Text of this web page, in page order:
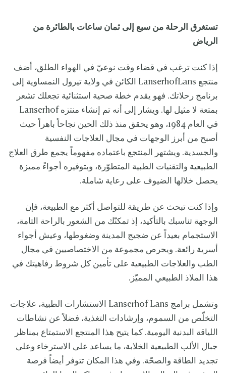
تستغرق الرحلة من سبع إلى ثمان ساعات بالطائرة من
الرياض
إذا كنت ترغب في قضاء وقت نوعيّ في الهواء الطلق، أضف
منتجع LanserhofLans الكائن في ولاية تيرول النمساوية إلى
برنامج رحلاتك. فهو يقدم خطة صحية استثنائية تجعلك تشعر
بمتعة لا مثيل لها. ويشار إلى أنه تم إنشاء منتزه Lanserhof
في العام 1984، وهو يحقق منذ ذلك الحين نجاحاً باهراً حيث
أصبح من أبرز الوجهات في مجال العلاجات النفسية
والجسدية. ويشتهر المنتجع باعتماده مفهوماً يجمع طرق العلاج
الطبيعية والتقنيات الطبية المتطوّرة، وبتوفيره أجواءً مميزة
يحصل خلالها الضيوف على رعاية شاملة.
وإذا كنت تبحث عن طريقة للتواصل أكثر مع الطبيعة، فإن
الوجهة تناسبك بالتأكيد، إذ تمكنّك من الشعور بالراحة التامة،
الاستجمام بعيداً عن ضجيج المدينة وضغوطها، وعيش أجواء
أسرية رائعة. ويحرص مجموعة من الاختصاصيين في مجال
الطب والعلاجات الطبيعية على تأمين كل شروط رفاهيتك في
هذا الملاذ الطبيعي المميّز.
وتشمل برامج Lanserhof Lans الاستشارات الطبية، علاجات
التخلّص من السموم، وإرشادات التغذية، فضلاً عن نشاطات
اللياقة البدنية اليومية. كما يتيح هذا المنتجع الاستمتاع بمناظر
جبال الألب الطبيعية الخلابة، ما يساعد على الاسترخاء وعلى
تجديد الطاقة والصحّة. وفي هذا المكان تتوفر أيضاً فرصة